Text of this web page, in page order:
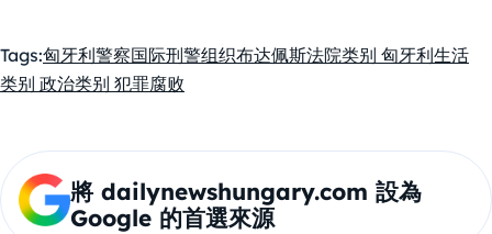
Tags:匈牙利警察国际刑警组织布达佩斯法院类别 匈牙利生活
类别 政治类别 犯罪腐败
將 dailynewshungary.com 設為
Google 的首選來源